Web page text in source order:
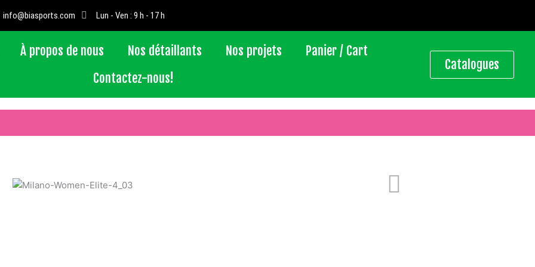
info@biasports.com Lun - Ven : 9 h - 17 h
À propos de nous Nos détaillants Nos projets
Panier / Cart
Contactez-nous!
Catalogues